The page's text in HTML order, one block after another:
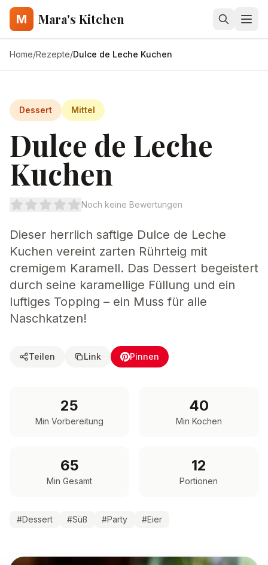
M Mara's Kitchen
Home/Rezepte/Dulce de Leche Kuchen
Dessert Mittel
Dulce de Leche
Kuchen
Noch keine Bewertungen
Dieser herrlich saftige Dulce de Leche
Kuchen vereint zarten Rührteig mit
cremigem Karamell. Das Dessert begeistert
durch seine karamellige Füllung und ein
luftiges Topping – ein Muss für alle
Naschkatzen!
Teilen Link Pinnen
25
Min Vorbereitung
40
Min Kochen
65
Min Gesamt
12
Portionen
#Dessert #Süß #Party #Eier